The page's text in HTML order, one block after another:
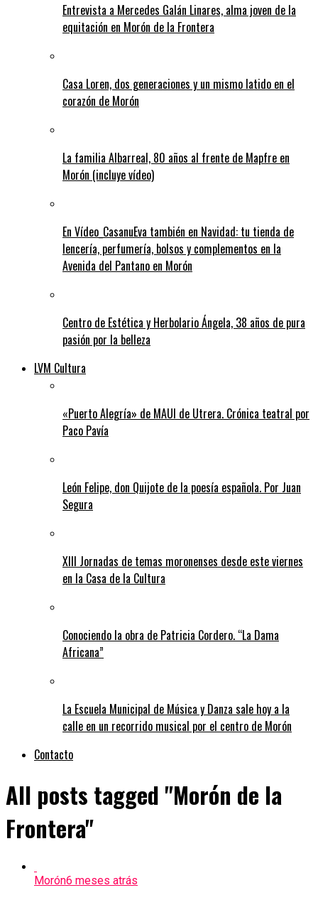
Entrevista a Mercedes Galán Linares, alma joven de la
equitación en Morón de la Frontera
Casa Loren, dos generaciones y un mismo latido en el
corazón de Morón
La familia Albarreal, 80 años al frente de Mapfre en
Morón (incluye vídeo)
En Vídeo_CasanuEva también en Navidad: tu tienda de
lencería, perfumería, bolsos y complementos en la
Avenida del Pantano en Morón
Centro de Estética y Herbolario Ángela, 38 años de pura
pasión por la belleza
LVM Cultura
«Puerto Alegría» de MAUI de Utrera. Crónica teatral por
Paco Pavía
León Felipe, don Quijote de la poesía española. Por Juan
Segura
XIII Jornadas de temas moronenses desde este viernes
en la Casa de la Cultura
Conociendo la obra de Patricia Cordero. “La Dama
Africana”
La Escuela Municipal de Música y Danza sale hoy a la
calle en un recorrido musical por el centro de Morón
Contacto
All posts tagged "Morón de la
Frontera"
Morón6 meses atrás